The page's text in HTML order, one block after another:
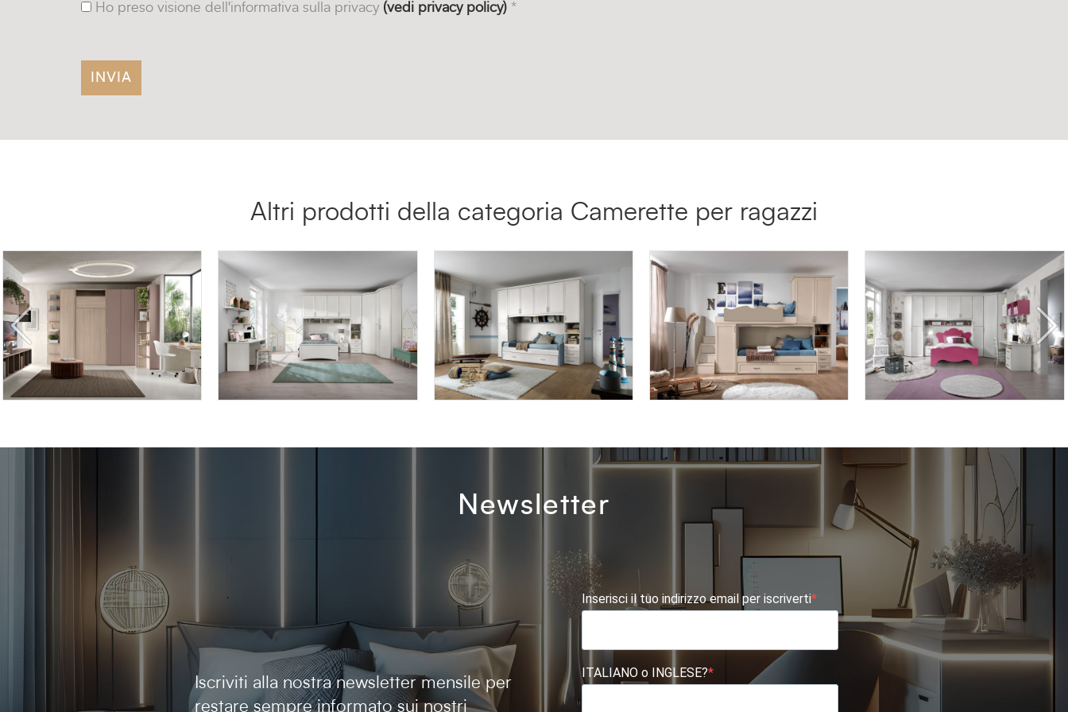
Ho preso visione dell'informativa sulla privacy (vedi privacy policy) *
Altri prodotti della categoria Camerette per ragazzi
AFRODITE AF13 AFRODITE AF07 AFRODITE AF04 AFRODITE AF10 AFRODITE AF02
Newsletter
Iscriviti alla nostra newsletter mensile per
restare sempre informato sui nostri
Inserisci il tuo indirizzo email per iscriverti
ITALIANO o INGLESE?